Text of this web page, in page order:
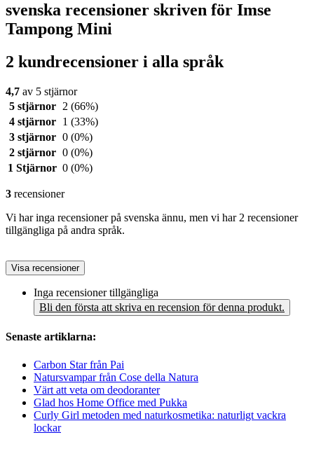
svenska recensioner skriven för Imse
Tampong Mini
2 kundrecensioner i alla språk
4,7 av 5 stjärnor
5 stjärnor
2 (66%)
4 stjärnor
1 (33%)
3 stjärnor 0 (0%)
2 stjärnor 0 (0%)
1 Stjärnor 0 (0%)
3 recensioner
Vi har inga recensioner på svenska ännu, men vi har 2 recensioner
tillgängliga på andra språk.
Visa recensioner
Inga recensioner tillgängliga
Bli den första att skriva en recension för denna produkt.
Senaste artiklarna:
Carbon Star från Pai
Natursvampar från Cose della Natura
Värt att veta om deodoranter
Glad hos Home Office med Pukka
Curly Girl metoden med naturkosmetika: naturligt vackra
lockar